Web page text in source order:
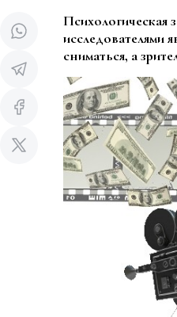
исследователями
сниматься, а